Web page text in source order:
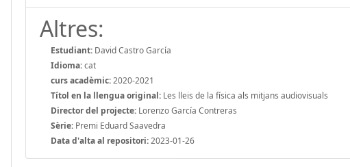
Altres:
Estudiant: David Castro García
Idioma:cat
curs acadèmic:2020-2021
Títol en la llengua original: Les lleis de la física als mitjans audiovisuals
Director del projecte: Lorenzo García Contreras
Sèrie: Premi Eduard Saavedra
Data d'alta al repositori:2023-01-26